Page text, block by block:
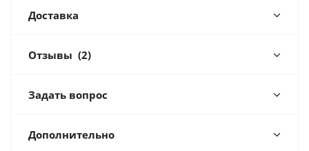
Доставка
Отзывы (2)
Задать вопрос
Дополнительно